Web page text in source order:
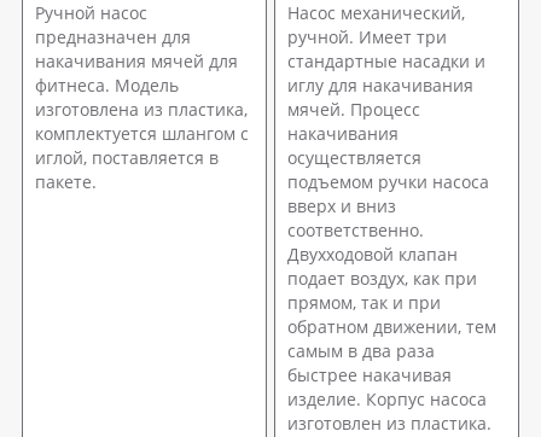
Ручной насос
предназначен для
накачивания мячей для
фитнеса. Модель
изготовлена из пластика,
комплектуется шлангом с
иглой, поставляется в
пакете.
Насос механический,
ручной. Имеет три
стандартные насадки и
иглу для накачивания
мячей. Процесс
накачивания
осуществляется
подъемом ручки насоса
вверх и вниз
соответственно.
Двухходовой клапан
подает воздух, как при
прямом, так и при
обратном движении, тем
самым в два раза
быстрее накачивая
изделие. Корпус насоса
изготовлен из пластика.